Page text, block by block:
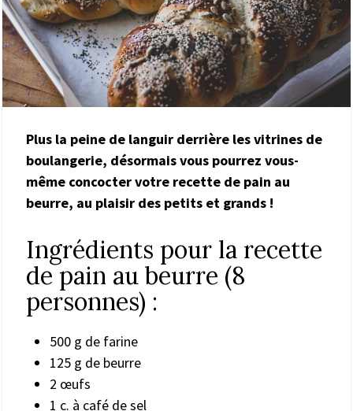
Plus la peine de languir derrière les vitrines de
boulangerie, désormais vous pourrez vous-
même concocter votre recette de pain au
beurre, au plaisir des petits et grands !
Ingrédients pour la recette
de pain au beurre (8
personnes) :
500 g de farine
125 g de beurre
2 œufs
1 c. à café de sel